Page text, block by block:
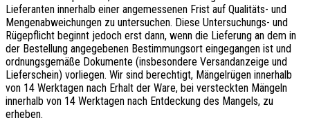
Lieferanten innerhalb einer angemessenen Frist auf Qualitäts- und
Mengenabweichungen zu untersuchen. Diese Untersuchungs- und
Rügepflicht beginnt jedoch erst dann, wenn die Lieferung an dem in
der Bestellung angegebenen Bestimmungsort eingegangen ist und
ordnungsgemäße Dokumente (insbesondere Versandanzeige und
Lieferschein) vorliegen. Wir sind berechtigt, Mängelrügen innerhalb
von 14 Werktagen nach Erhalt der Ware, bei versteckten Mängeln
innerhalb von 14 Werktagen nach Entdeckung des Mangels, zu
erheben.